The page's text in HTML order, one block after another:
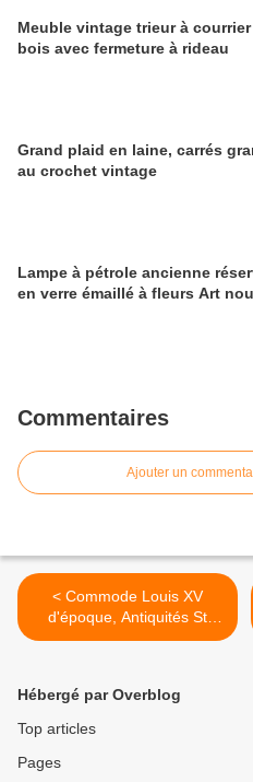
Meuble vintage trieur à courrier
bois avec fermeture à rideau
Grand plaid en laine, carrés granny
au crochet vintage
Lampe à pétrole ancienne
en verre émaillé à fleurs Art
Commentaires
Ajouter un
< Commode Louis XV
d'époque, Antiquités St
Vincent à Nevers (58000)
Hébergé par Overblog
Top articles
Pages